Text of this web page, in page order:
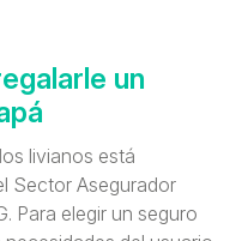
un
livianos está
Sector Asegurador
Para elegir un seguro